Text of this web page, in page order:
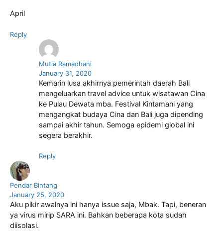
April
Reply
Mutia Ramadhani
January 31, 2020
Kemarin lusa akhirnya pemerintah daerah Bali
mengeluarkan travel advice untuk wisatawan Cina
ke Pulau Dewata mba. Festival Kintamani yang
mengangkat budaya Cina dan Bali juga dipending
sampai akhir tahun. Semoga epidemi global ini
segera berakhir.
Reply
Pendar Bintang
January 25, 2020
Aku pikir awalnya ini hanya issue saja, Mbak. Tapi, beneran
ya virus mirip SARA ini. Bahkan beberapa kota sudah
diisolasi.